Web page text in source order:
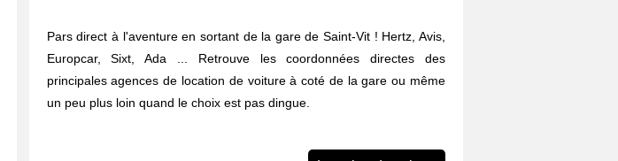
Pars direct à l'aventure en sortant de la gare de Saint-Vit ! Hertz, Avis,
Europcar, Sixt, Ada ... Retrouve les coordonnées directes des
principales agences de location de voiture à coté de la gare ou même
un peu plus loin quand le choix est pas dingue.